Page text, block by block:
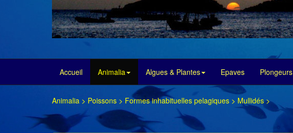
Accueil Animalia Algues & Plantes Epaves Plongeurs
Animalia > Poissons > Formes inhabituelles pelagiques > Mullidés >